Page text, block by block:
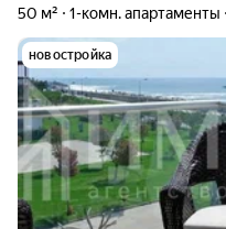
50 м² 1-комн. апартаменты
новостройка